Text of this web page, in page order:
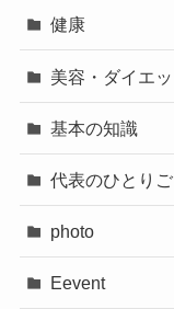
健康
美容・ダイエッ
基本の知識
代表のひとりご
photo
Eevent